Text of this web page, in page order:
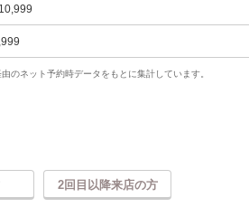
ネット予約時データをもとに集計しています。
2回目以降来店の方